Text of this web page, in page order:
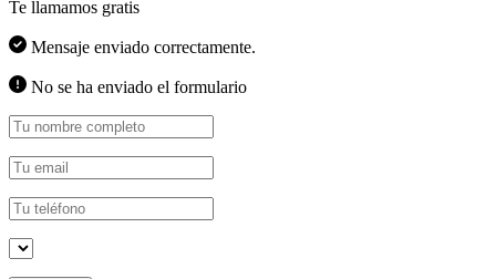
Te llamamos gratis
Mensaje enviado correctamente.
No se ha enviado el formulario